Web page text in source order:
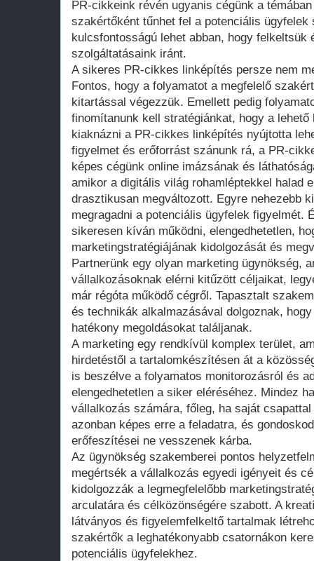
PR-cikkeink révén ugyanis cégünk a
szakértőként tűnhet fel a potenciális ügyfelek
kulcsfontosságú lehet abban, hogy felkeltsük
szolgáltatásaink iránt.
A sikeres PR-cikkes linképítés persze nem
Fontos, hogy a folyamatot a megfelelő
kitartással végezzük. Emellett pedig
finomítanunk kell stratégiánkat, hogy a lehető
kiaknázni a PR-cikkes linképítés nyújtotta
figyelmet és erőforrást szánunk rá, a PR-
képes cégünk online imázsának és
amikor a digitális világ rohamléptekkel halad
drasztikusan megváltozott. Egyre nehezebb
megragadni a potenciális ügyfelek figyelmét.
sikeresen kíván működni, elengedhetetlen,
marketingstratégiájának kidolgozását és
Partnerünk egy olyan marketing ügynökség,
vállalkozásoknak elérni kitűzött céljaikat,
már régóta működő cégről. Tapasztalt
és technikák alkalmazásával dolgoznak,
hatékony megoldásokat találjanak.
A marketing egy rendkívül komplex terület,
hirdetéstől a tartalomkészítésen át a
is beszélve a folyamatos monitorozásról és
elengedhetetlen a siker eléréséhez. Mindez
vállalkozás számára, főleg, ha saját
azonban képes erre a feladatra, és
erőfeszítései ne vesszenek kárba.
Az ügynökség szakemberei pontos
megértsék a vállalkozás egyedi igényeit és
kidolgozzák a legmegfelelőbb
arculatára és célközönségére szabott. A
látványos és figyelemfelkeltő tartalmak
szakértők a leghatékonyabb csatornákon
potenciális ügyfelekhez.